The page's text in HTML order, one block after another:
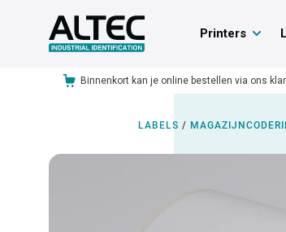
Printers
Binnenkort kan je online bestellen via ons
LABELS /